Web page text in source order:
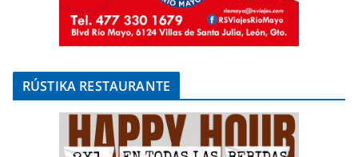
RÚSTIKA RESTAURANTE